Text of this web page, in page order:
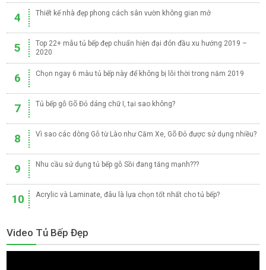
4 Thiết kế nhà đẹp phong cách sân vườn không gian mở
5
Top 22+ mẫu tủ bếp đẹp chuẩn hiện đại đón đầu xu hướng 2019 –
2020
6 Chọn ngay 6 màu tủ bếp này để không bị lỗi thời trong năm 2019
7 Tủ bếp gỗ Gõ Đỏ dáng chữ I, tại sao không?
8 Vì sao các dòng Gỗ từ Lào như Căm Xe, Gõ Đỏ được sử dụng nhiều?
9 Nhu cầu sử dụng tủ bếp gỗ Sồi đang tăng mạnh???
10 Acrylic và Laminate, đâu là lựa chọn tốt nhất cho tủ bếp?
Video Tủ Bếp Đẹp